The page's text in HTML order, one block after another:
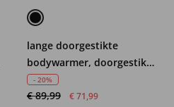
lange doorgestikte
bodywarmer, doorgestikte
en geweven stof, 2-weg
rits
- 20%
€ 89,99 € 71,99